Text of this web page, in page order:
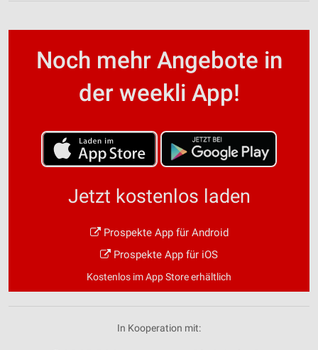
Noch mehr Angebote in
der weekli App!
Jetzt kostenlos laden
Prospekte App für Android
Prospekte App für iOS
Kostenlos im App Store erhältlich
In Kooperation mit: